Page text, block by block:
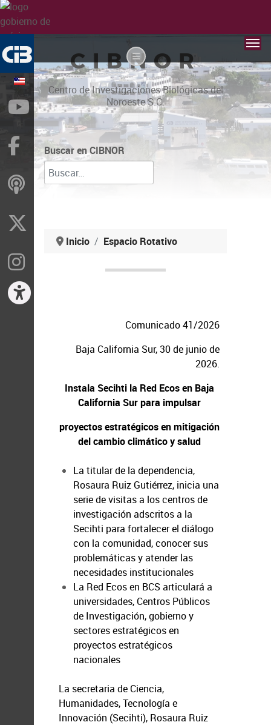
CIBNOR
Centro de Investigaciones Biológicas del
Noroeste S.C.
Buscar en CIBNOR
Inicio Espacio Rotativo
Comunicado 41/2026
Baja California Sur, 30 de junio de
2026.
Instala Secihti la Red Ecos en Baja
California Sur para impulsar
proyectos estratégicos en mitigación
del cambio climático y salud
La titular de la dependencia,
Rosaura Ruiz Gutiérrez, inicia una
serie de visitas a los centros de
investigación adscritos a la
Secihti para fortalecer el diálogo
con la comunidad, conocer sus
problemáticas y atender las
necesidades institucionales
La Red Ecos en BCS articulará a
universidades, Centros Públicos
de Investigación, gobierno y
sectores estratégicos en
proyectos estratégicos
nacionales
La secretaria de Ciencia,
Humanidades, Tecnología e
Innovación (Secihti), Rosaura Ruiz
YouTube
Facebook
ivoox
Instragram